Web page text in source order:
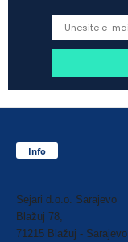
Info
Sejari d.o.o. Sarajevo
Blažuj 78,
71215 Blažuj - Sarajevo